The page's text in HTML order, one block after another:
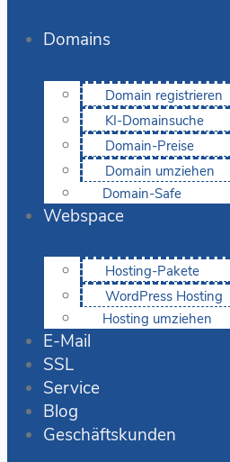
Domains
Domain registrieren
KI-Domainsuche
Domain-Preise
Domain umziehen
Domain-Safe
Webspace
Hosting-Pakete
WordPress Hosting
Hosting umziehen
E-Mail
SSL
Service
Blog
Geschäftskunden